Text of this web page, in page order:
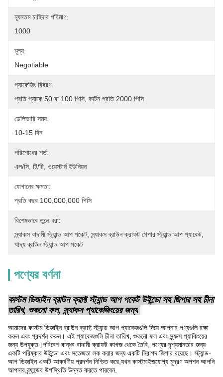
ন্যূনতম চাহিদার পরিমাণ:
1000
মূল্য:
Negotiable
প্যাকেজিং বিবরণ:
প্রতি প্যাকে 50 বা 100 পিসি, কার্টন প্রতি 2000 পিসি
ডেলিভারি সময়:
10-15 দিন
পরিশোধের শর্ত:
এল/সি, টি/টি, ওয়েস্টার্ন ইউনিয়ন
যোগানের ক্ষমতা:
প্রতি বছর 100,000,000 পিসি
বিশেষভাবে তুলে ধরা:
স্ন্যাকস বাদামী স্ট্যান্ড আপ পকেট , স্ন্যাকস ব্রাউন ক্রাফট পেপার স্ট্যান্ড আপ প্যাকেট
খাদ্য ব্রাউন স্ট্যান্ড আপ পকেট
পণ্যের বর্ণনা
কাস্টম ডিজাইন ব্রাউন ক্রাফ্ট স্ট্যান্ড আপ পকেট উইন্ডো সহ জিপার সহ চীনা
তারিখ, শুকনো ফল, স্ন্যাকস প্যাকেজিংয়ের জন্য
আমাদের কাস্টম ডিজাইন ব্রাউন ক্রাফ্ট স্ট্যান্ড আপ প্যাকেজগুলি দিয়ে আপনার পণ্যগুলি রক্ষা
করুন এবং প্রদর্শন করুন। এই প্যাকেজগুলি চীনা তারিখ, শুকনো ফল এবং স্ন্যাক্স প্যাকিংয়ের
জন্য উপযুক্ত।পরিবেশ বান্ধব বাদামী ক্রাফট কাগজ থেকে তৈরি, পণ্যের দৃশ্যমানতার জন্য
একটি পরিষ্কার উইন্ডো এবং সতেজতা লক করার জন্য একটি নিরাপদ জিপার রয়েছে। স্ট্যান্ড-
আপ ডিজাইন একটি আকর্ষণীয় প্রদর্শন নিশ্চিত করে,যখন কাস্টমাইজযোগ্য মুদ্রণ অপশন আপনি
আপনার ব্র্যান্ডের উপস্থিতি উন্নত করতে পারবেন.